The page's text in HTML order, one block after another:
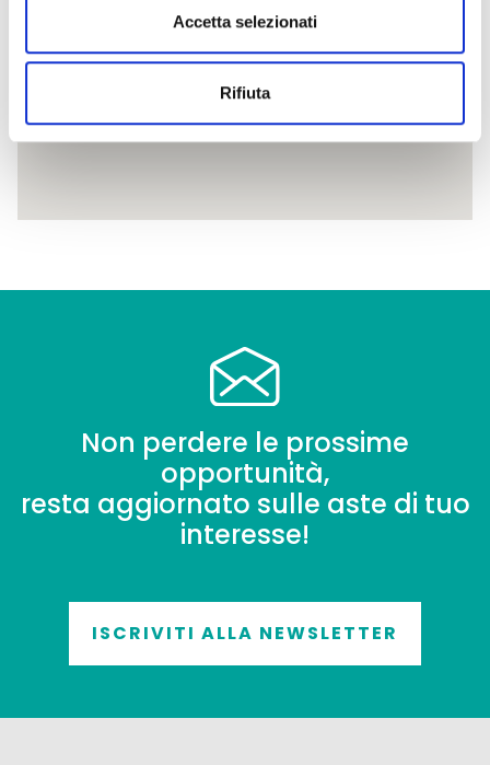
Accetta selezionati
Rifiuta
Non perdere le prossime
opportunità,
resta aggiornato sulle aste di tuo
interesse!
ISCRIVITI ALLA NEWSLETTER